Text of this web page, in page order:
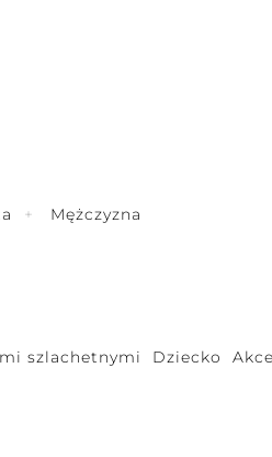
Mężczyzna
szlachetnymi Dziecko